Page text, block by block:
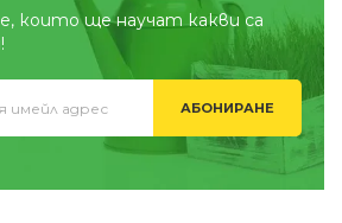
които ще научат какви са
АБОНИРАНЕ